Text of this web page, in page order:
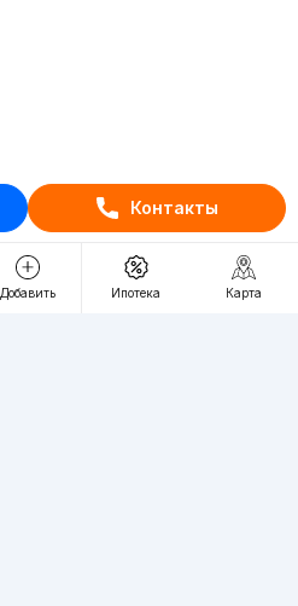
Контакты
Добавить Ипотека Карта